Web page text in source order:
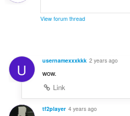
View forum thread
U usernamexxxkkk 2 years ago
wow.
Link
tf2player 4 years ago